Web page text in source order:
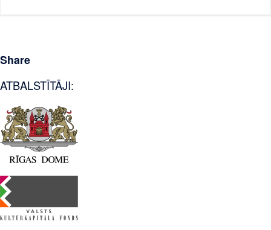
Share
ATBALSTĪTĀJI: